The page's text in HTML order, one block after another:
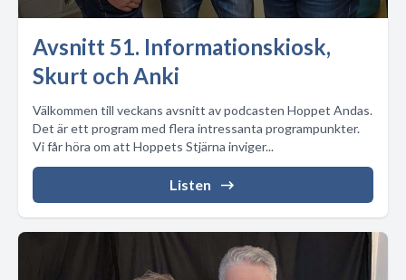
Avsnitt 51. Informationskiosk,
Skurt och Anki
Välkommen till veckans avsnitt av podcasten Hoppet Andas.
Det är ett program med flera intressanta programpunkter.
Vi får höra om att Hoppets Stjärna inviger...
Listen